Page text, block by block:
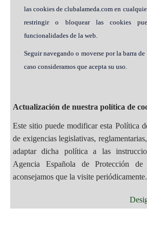
las cookies de clubalameda.com en
restringir o bloquear las cookies
funcionalidades de la web.
Seguir navegando o moverse por la barra
caso consideramos que acepta su uso.
Actualización de nuestra política de
Este sitio puede modificar esta Política
de exigencias legislativas,
adaptar dicha política a las
Agencia Española de Protección
aconsejamos que la visite periódicamente.